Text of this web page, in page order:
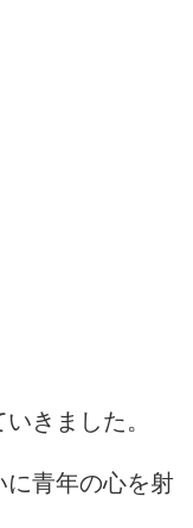
きました。
青年の心を射